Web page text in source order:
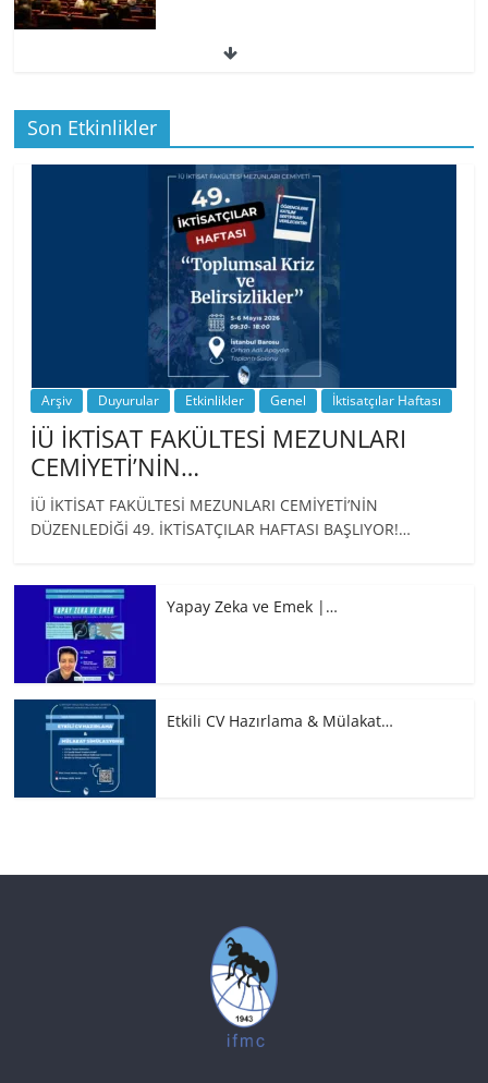
49. İktisatçılar Haftası | 1.…
BİZ İKTİSATLILAR: İÇİMİZDEN BİRİ PROF.
…
Son Etkinlikler
Arşiv Duyurular Etkinlikler Genel İktisatçılar Haftası
İÜ İKTİSAT FAKÜLTESİ MEZUNLARI
CEMİYETİ’NİN…
İÜ İKTİSAT FAKÜLTESİ MEZUNLARI CEMİYETİ’NİN
DÜZENLEDİĞİ 49. İKTİSATÇILAR HAFTASI BAŞLIYOR!…
Yapay Zeka ve Emek |…
Etkili CV Hazırlama & Mülakat…